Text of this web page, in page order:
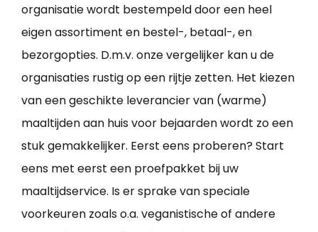
organisatie wordt bestempeld door een heel
eigen assortiment en bestel-, betaal-, en
bezorgopties. D.m.v. onze vergelijker kan u de
organisaties rustig op een rijtje zetten. Het kiezen
van een geschikte leverancier van (warme)
maaltijden aan huis voor bejaarden wordt zo een
stuk gemakkelijker. Eerst eens proberen? Start
eens met eerst een proefpakket bij uw
maaltijdservice. Is er sprake van speciale
voorkeuren zoals o.a. veganistische of andere